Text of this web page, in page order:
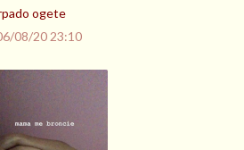
ogete
08/20 23:10